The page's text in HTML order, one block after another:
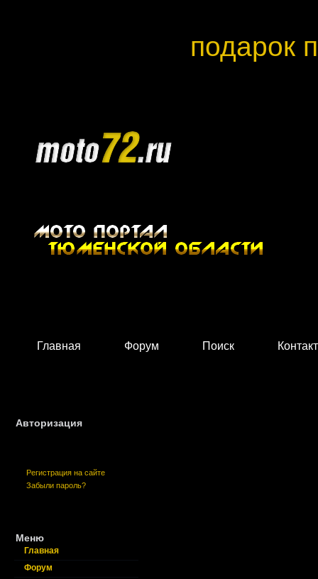
подарок
Главная Форум Поиск
Авторизация
Регистрация на сайте
Забыли пароль?
Меню
Главная
Форум